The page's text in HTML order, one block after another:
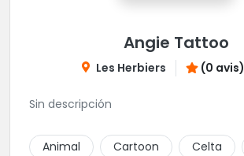
Angie Tattoo
Les Herbiers (0 avis)
Sin descripción
Animal Cartoon Celta